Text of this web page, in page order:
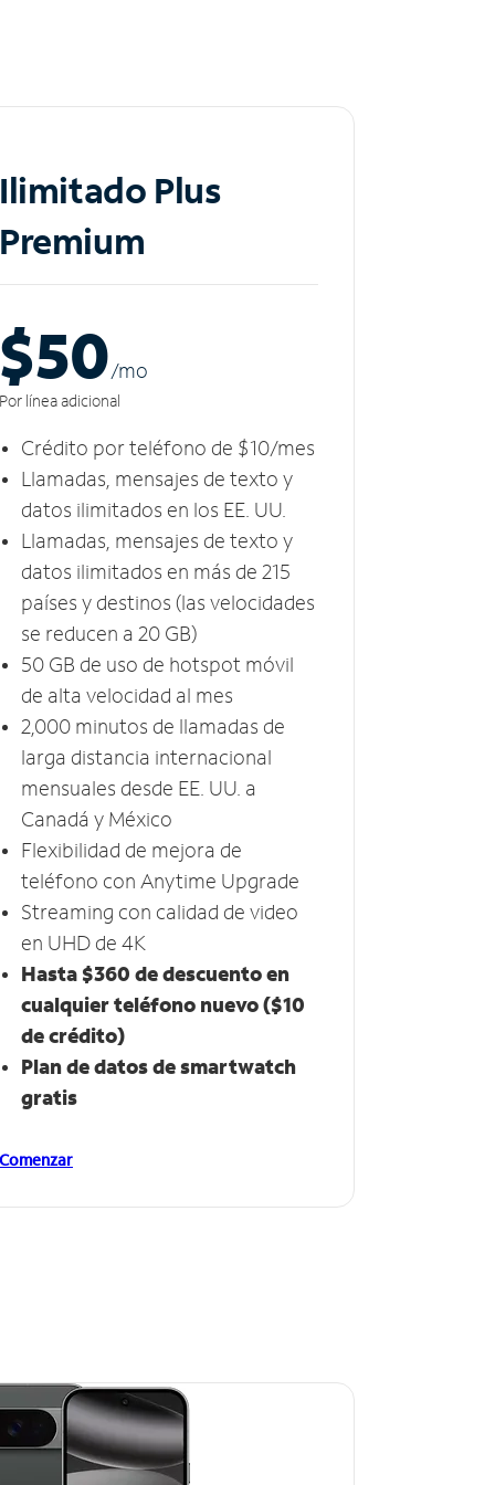
Ilimitado Plus
Premium
$50/mo
Por línea adicional
Crédito por teléfono de $10/mes
Llamadas, mensajes de texto y
datos ilimitados en los EE. UU.
Llamadas, mensajes de texto y
datos ilimitados en más de 215
países y destinos (las velocidades
se reducen a 20​​​​​​​ GB)
50 GB​​​​​​​ de uso de hotspot móvil ​​​​​​​
de alta velocidad al mes
2,000 minutos de llamadas de
larga distancia internacional
mensuales desde EE. UU. a
Canadá y México
Flexibilidad de mejora de
teléfono con Anytime Upgrade
Streaming con calidad de video
en UHD de 4K ​​​​​​​
Hasta $360 de descuento en
cualquier teléfono nuevo ($10​​​​​​​
de crédito)
Plan de datos de smartwatch​​​​​​​
gratis
Comenzar